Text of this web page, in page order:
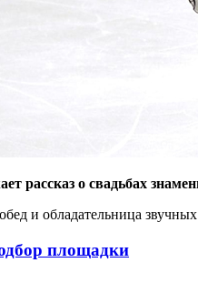
рассказ о свадьбах
и обладательница
площадки